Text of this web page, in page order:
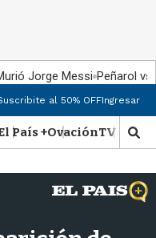
Jorge Messi Peñarol
al 50% OFFIngresar
País +OvaciónTV Show
M
o
s
t
r